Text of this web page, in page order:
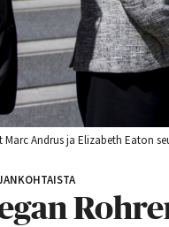
Marc Andrus ja Elizabeth Eaton